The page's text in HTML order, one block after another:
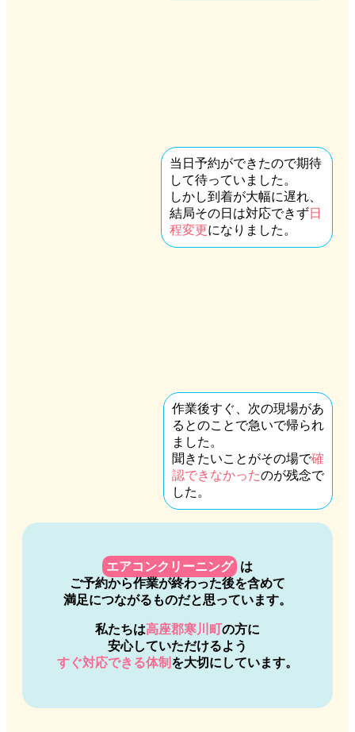
当日予約ができたので期待
して待っていました。
しかし到着が大幅に遅れ、
結局その日は対応できず日
程変更になりました。
作業後すぐ、次の現場があ
るとのことで急いで帰られ
ました。
聞きたいことがその場で確
認できなかったのが残念で
した。
エアコンクリーニング は
ご予約から作業が終わった後を含めて
満足につながるものだと思っています。
私たちは高座郡寒川町 の方に
安心していただけるよう
すぐ対応できる体制 を大切にしています。